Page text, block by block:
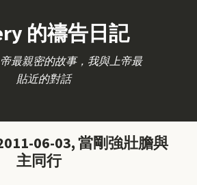
的禱告日記
最親密的故事，我與上帝最
貼近的對話
06-03, 當剛強壯膽與
主同行